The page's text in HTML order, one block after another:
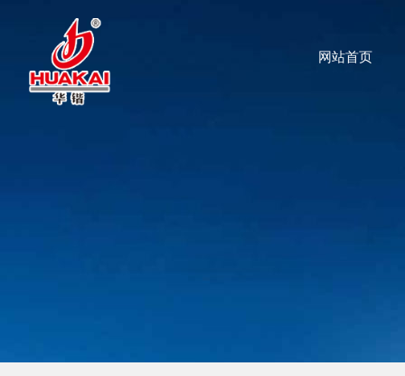
网站首页